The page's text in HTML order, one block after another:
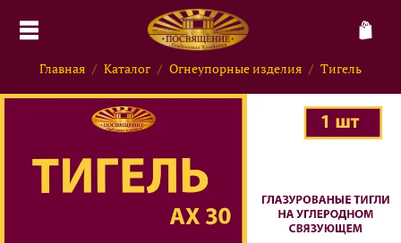
Главная Каталог Огнеупорные изделия Тигель